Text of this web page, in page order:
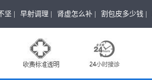
坚 | 早射调理 | 肾虚怎么补 | 割包皮多少钱 |